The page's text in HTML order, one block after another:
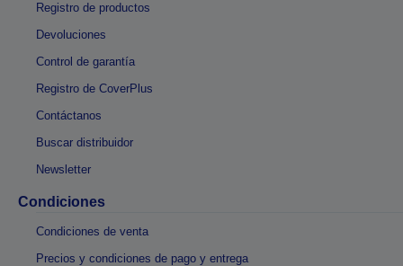
Registro de productos
Devoluciones
Control de garantía
Registro de CoverPlus
Contáctanos
Buscar distribuidor
Newsletter
Condiciones
Condiciones de venta
Precios y condiciones de pago y entrega